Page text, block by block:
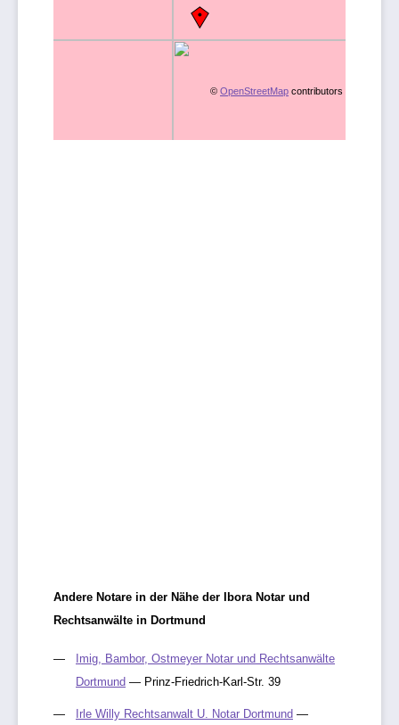
© OpenStreetMap contributors
Andere Notare in der Nähe der Ibora Notar und
Rechtsanwälte in Dortmund
Imig, Bambor, Ostmeyer Notar und Rechtsanwälte
Dortmund — Prinz-Friedrich-Karl-Str. 39
Irle Willy Rechtsanwalt U. Notar Dortmund —